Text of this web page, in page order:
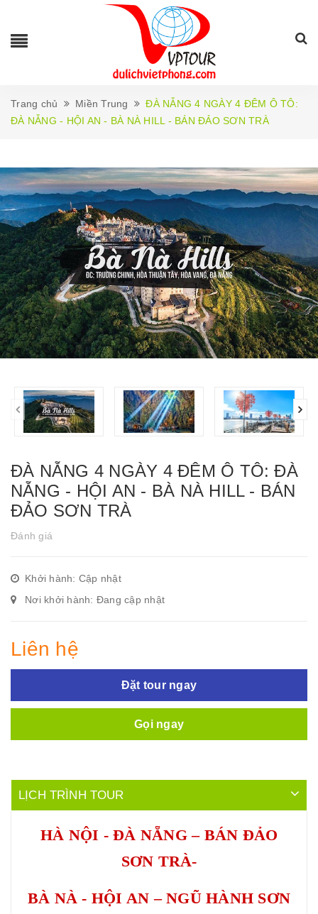
Trang chủ Miền Trung
ĐÀ NẴNG 4 NGÀY 4 ĐÊM Ô TÔ:
ĐÀ NẴNG - HỘI AN - BÀ NÀ HILL - BÁN ĐẢO SƠN TRÀ
ĐÀ NẴNG 4 NGÀY 4 ĐÊM Ô TÔ: ĐÀ
NẴNG - HỘI AN - BÀ NÀ HILL - BÁN
ĐẢO SƠN TRÀ
Đánh giá
Khởi hành: Cập nhật
Nơi khởi hành: Đang cập nhật
Liên hệ
Đặt tour ngay
Gọi ngay
LỊCH TRÌNH TOUR
HÀ NỘI - ĐÀ NẴNG – BÁN ĐẢO
SƠN TRÀ-
BÀ NÀ - HỘI AN – NGŨ HÀNH SƠN